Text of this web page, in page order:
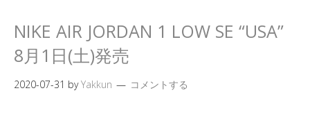
NIKE AIR JORDAN 1 LOW SE “USA”
8月1日(土)発売
2020-07-31 byYakkun コメントする